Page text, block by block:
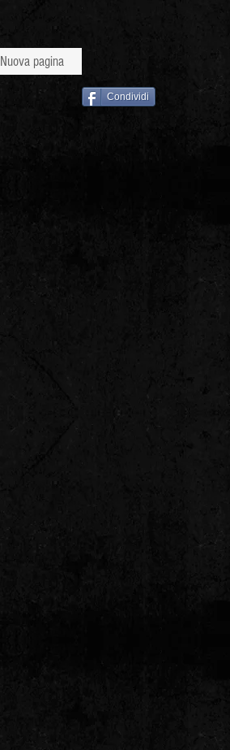
Nuova pagina
Condividi